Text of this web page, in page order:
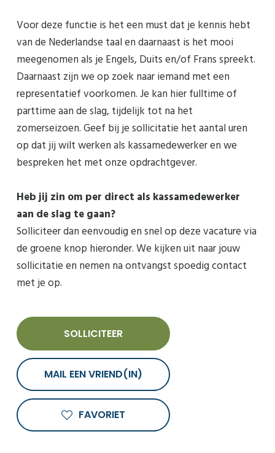
Voor deze functie is het een must dat je kennis hebt
van de Nederlandse taal en daarnaast is het mooi
meegenomen als je Engels, Duits en/of Frans spreekt.
Daarnaast zijn we op zoek naar iemand met een
representatief voorkomen. Je kan hier fulltime of
parttime aan de slag, tijdelijk tot na het
zomerseizoen. Geef bij je sollicitatie het aantal uren
op dat jij wilt werken als kassamedewerker en we
bespreken het met onze opdrachtgever.
Heb jij zin om per direct als kassamedewerker
aan de slag te gaan?
Solliciteer dan eenvoudig en snel op deze vacature via
de groene knop hieronder. We kijken uit naar jouw
sollicitatie en nemen na ontvangst spoedig contact
met je op.
SOLLICITEER
MAIL EEN VRIEND(IN)
FAVORIET